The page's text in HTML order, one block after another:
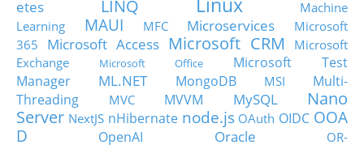
etes
LINQ Linux
Machine
Learning
MAUI MFC Microservices
Microsoft
365
Microsoft Access Microsoft CRM
Microsoft
Exchange
Microsoft Office
Microsoft Test
Manager
ML.NET MongoDB MSI
Multi-
Threading
MVC MVVM MySQL
Nano
Server NextJS nHibernate node.js OAuth OIDC OOA
D
OpenAI Oracle
OR-